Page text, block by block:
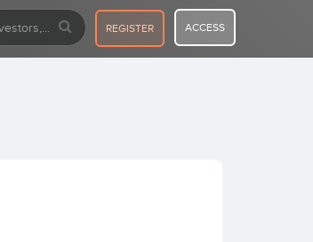
REGISTER ACCESS